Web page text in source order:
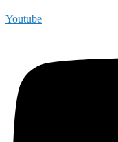
Youtube